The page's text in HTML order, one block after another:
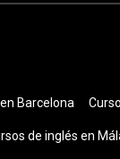
Barcelona
de inglés en